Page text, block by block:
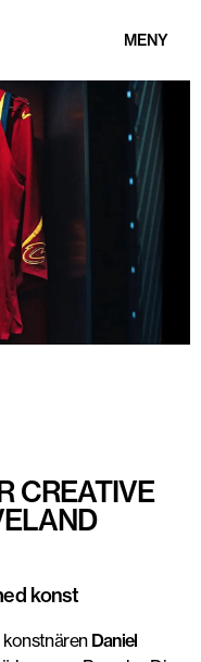
MENY
CREATIVE
konst
Daniel